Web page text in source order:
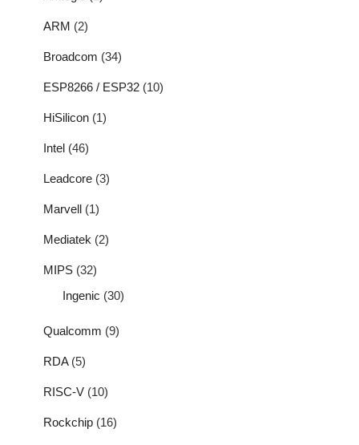
ARM (2)
Broadcom (34)
ESP8266 / ESP32 (10)
HiSilicon (1)
Intel (46)
Leadcore (3)
Marvell (1)
Mediatek (2)
MIPS (32)
Ingenic (30)
Qualcomm (9)
RDA(5)
RISC-V (10)
Rockchip (16)